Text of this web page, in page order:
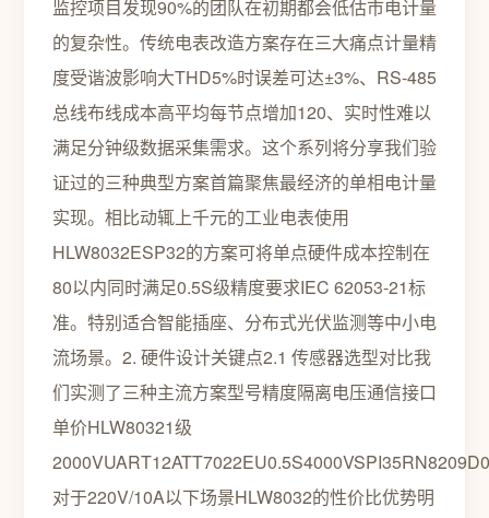
监控项目发现90%的团队在初期都会低估市电计量
的复杂性。传统电表改造方案存在三大痛点计量精
度受谐波影响大THD5%时误差可达±3%、RS-485
总线布线成本高平均每节点增加120、实时性难以
满足分钟级数据采集需求。这个系列将分享我们验
证过的三种典型方案首篇聚焦最经济的单相电计量
实现。相比动辄上千元的工业电表使用
HLW8032ESP32的方案可将单点硬件成本控制在
80以内同时满足0.5S级精度要求IEC 62053-21标
准。特别适合智能插座、分布式光伏监测等中小电
流场景。2. 硬件设计关键点2.1 传感器选型对比我
们实测了三种主流方案型号精度隔离电压通信接口
单价HLW80321级
对于220V/10A以下场景HLW8032的性价比优势明